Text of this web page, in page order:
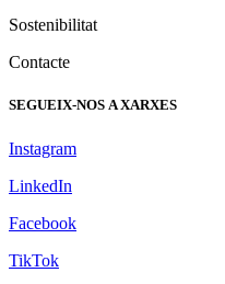
Sostenibilitat
Contacte
SEGUEIX-NOS A XARXES
Instagram
LinkedIn
Facebook
TikTok